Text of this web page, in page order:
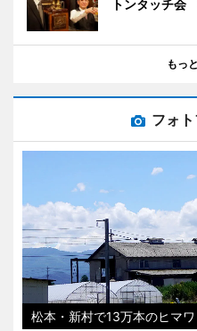
トンタッチ
もっ
フォ
松本・新村で13万本のヒマ